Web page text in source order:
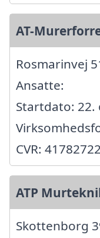
AT-
Rosmarinvej
Ansatte:
Startdato: 22.
CVR: 41782722
ATP
Skottenborg